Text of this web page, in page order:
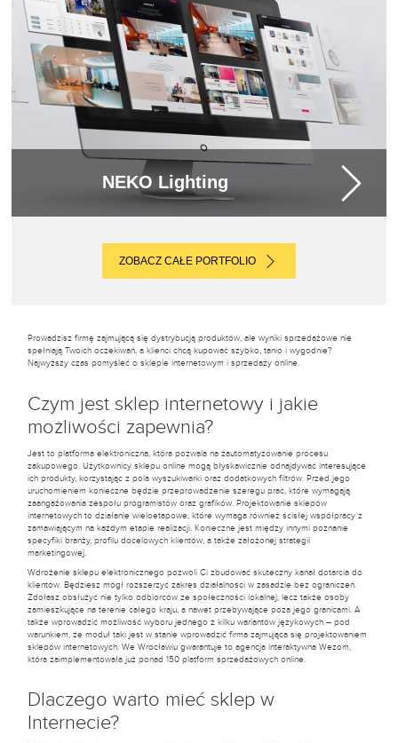
NEKO Lighting
ZOBACZ CAŁE PORTFOLIO
Prowadzisz firmę zajmującą się dystrybucją produktów, ale wyniki sprzedażowe nie
spełniają Twoich oczekiwań, a klienci chcą kupować szybko, tanio i wygodnie?
Najwyższy czas pomyśleć o sklepie internetowym i sprzedaży online.
Czym jest sklep internetowy i jakie
możliwości zapewnia?
Jest to platforma elektroniczna, która pozwala na zautomatyzowanie procesu
zakupowego. Użytkownicy sklepu online mogą błyskawicznie odnajdywać interesujące
ich produkty, korzystając z pola wyszukiwarki oraz dodatkowych filtrów. Przed jego
uruchomieniem konieczne będzie przeprowadzenie szeregu prac, które wymagają
zaangażowania zespołu programistów oraz grafików. Projektowanie sklepów
internetowych to działanie wieloetapowe, które wymaga również ścisłej współpracy z
zamawiającym na każdym etapie realizacji. Konieczne jest między innymi poznanie
specyfiki branży, profilu docelowych klientów, a także założonej strategii
marketingowej.
Wdrożenie sklepu elektronicznego pozwoli Ci zbudować skuteczny kanał dotarcia do
klientów. Będziesz mógł rozszerzyć zakres działalności w zasadzie bez ograniczeń.
Zdołasz obsłużyć nie tylko odbiorców ze społeczności lokalnej, lecz także osoby
zamieszkujące na terenie całego kraju, a nawet przebywające poza jego granicami. A
także wprowadzić możliwość wyboru jednego z kilku wariantów językowych – pod
warunkiem, że moduł taki jest w stanie wprowadzić firma zajmująca się projektowaniem
sklepów internetowych. We Wrocławiu gwarantuje to agencja interaktywna Wezom,
która zaimplementowała już ponad 150 platform sprzedażowych online.
Dlaczego warto mieć sklep w
Internecie?